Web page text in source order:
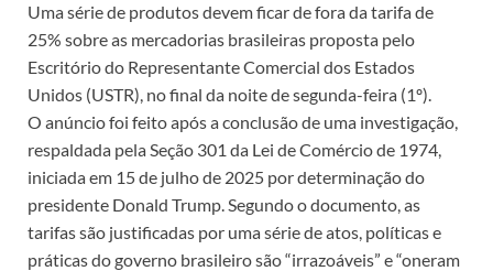
Uma série de produtos devem ficar de fora da tarifa de
25% sobre as mercadorias brasileiras proposta pelo
Escritório do Representante Comercial dos Estados
Unidos (USTR), no final da noite de segunda-feira (1º).
O anúncio foi feito após a conclusão de uma investigação,
respaldada pela Seção 301 da Lei de Comércio de 1974,
iniciada em 15 de julho de 2025 por determinação do
presidente Donald Trump. Segundo o documento, as
tarifas são justificadas por uma série de atos, políticas e
práticas do governo brasileiro são “irrazoáveis” e “oneram